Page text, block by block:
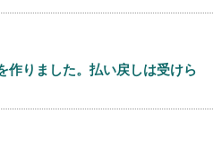
作りました。払い戻しは受けら